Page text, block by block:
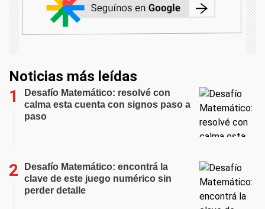
Noticias más leídas
Desafío Matemático: resolvé con
calma esta cuenta con signos paso a
paso
Desafío Matemático: encontrá la
clave de este juego numérico sin
perder detalle